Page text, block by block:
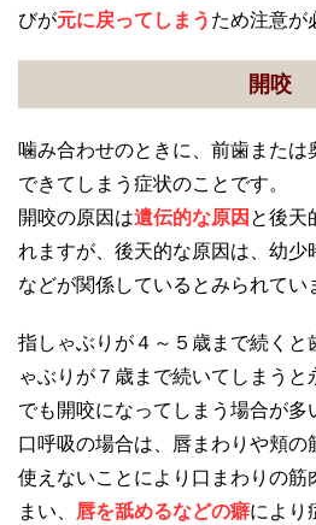
びが元に戻ってしまう ため注意が
開咬
噛み合わせのときに、前歯または
できてしまう症状のことです。
開咬の原因は遺伝的な原因 と後天
れますが、後天的な原因は、幼少
などが関係しているとみられてい
指しゃぶりが４～５歳まで続くと
ゃぶりが７歳まで続いてしまう
でも開咬になってしまう場合が多
口呼吸の場合は、唇まわりや頬
使えないことにより口まわりの筋
まい、 唇を舐めるなどの癖により